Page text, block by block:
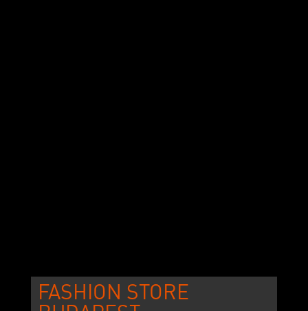
FASHION STORE